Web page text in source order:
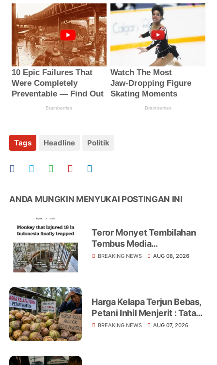
Tags Headline Politik
ANDA MUNGKIN MENYUKAI POSTINGAN INI
Teror Monyet Tembilahan
Tembus Media
Internasional, AFP Soroti 18
BREAKING NEWS AUG 08, 2026
Harga Kelapa Terjun Bebas,
Petani Inhil Menjerit : Tata
Niaga, Monopoli hingga
BREAKING NEWS AUG 07, 2026